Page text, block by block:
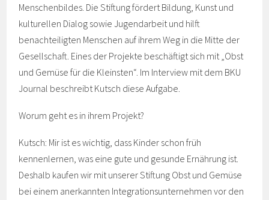
Menschenbildes. Die Stiftung fördert Bildung, Kunst und
kulturellen Dialog sowie Jugendarbeit und hilft
benachteiligten Menschen auf ihrem Weg in die Mitte der
Gesellschaft. Eines der Projekte beschäftigt sich mit „Obst
und Gemüse für die Kleinsten“. Im Interview mit dem BKU
Journal beschreibt Kutsch diese Aufgabe.
Worum geht es in ihrem Projekt?
Kutsch: Mir ist es wichtig, dass Kinder schon früh
kennenlernen, was eine gute und gesunde Ernährung ist.
Deshalb kaufen wir mit unserer Stiftung Obst und Gemüse
bei einem anerkannten Integrationsunternehmen vor den